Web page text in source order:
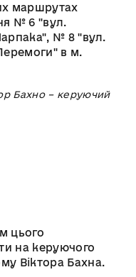
маршрутах
№ 6 "вул.
№ 8 "вул.
в м.
Бахно – керуючий
цього
на керуючого
Віктора Бахна.